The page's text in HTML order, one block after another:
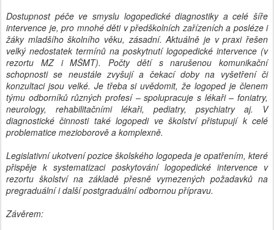
Dostupnost péče ve smyslu logopedické diagnostiky a celé šíře
intervence je, pro mnohé děti v předškolních zařízeních a posléze i
žáky mladšího školního věku, zásadní. Aktuálně je v praxi řešen
velký nedostatek termínů na poskytnutí logopedické intervence (v
rezortu MZ i MŠMT). Počty dětí s narušenou komunikační
schopnosti se neustále zvyšují a čekací doby na vyšetření či
konzultaci jsou velké. Je třeba si uvědomit, že logoped je členem
týmu odborníků různých profesí – spolupracuje s lékaři – foniatry,
neurology, rehabilitačními lékaři, pediatry, psychiatry aj. V
diagnostické činnosti také logopedi ve školství přistupují k celé
problematice mezioborově a komplexně.
Legislativní ukotvení pozice školského logopeda je opatřením, které
přispěje k systematizaci poskytování logopedické intervence v
rezortu školství na základě přesně vymezených požadavků na
pregraduální i další postgraduální odbornou přípravu.
Závěrem: